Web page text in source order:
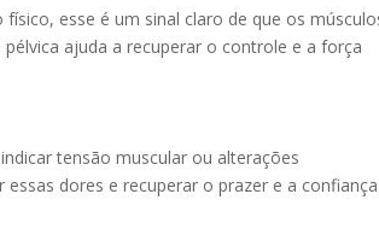
esse é um sinal claro de que os
ajuda a recuperar o controle e a força
tensão muscular ou alterações
dores e recuperar o prazer e a